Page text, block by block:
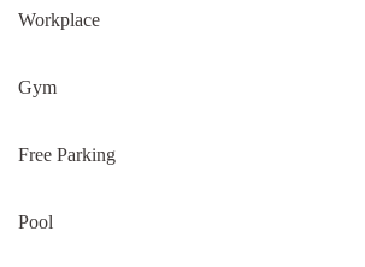
Workplace
Gym
Free Parking
Pool